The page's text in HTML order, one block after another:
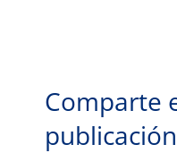
Comparte
publicación